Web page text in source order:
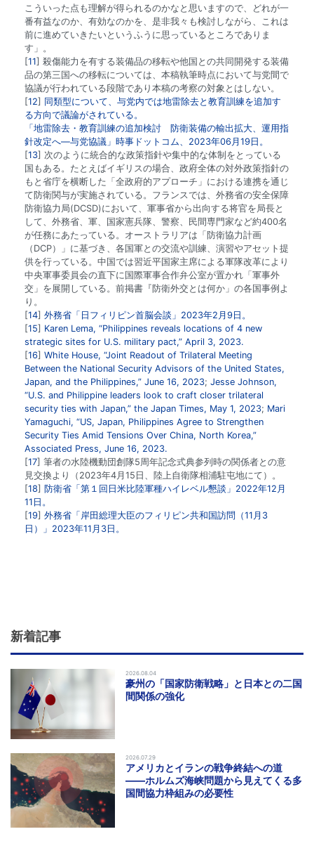
こういった点も理解が得られるのかなと思いますので、どれが一
番有益なのか、有効なのかを、是非我々も検討しながら、これは
前に進めていきたいというふうに思っているところでありま
す」。
11
殺傷能力を有する装備品の移転や他国との共同開発する装備
品の第三国への移転については、本稿執筆時点において与党間で
協議が行われている段階であり本稿の考察の対象とはしない。
12
同類型について、与党内では地雷除去と教育訓練を追加す
る方向で議論がされている。
「地雷除去・教育訓練の追加検討 防衛装備の輸出拡大、運用指
針改定へ―与党協議」時事ドットコム、2023年06月19日。
13
次のように統合的な政策指針や集中的な体制をとっている
国もある。たとえばイギリスの場合、政府全体の対外政策指針の
もと省庁を横断した「全政府的アプローチ」における連携を通じ
て防衛関与が実施されている。フランスでは、外務省の安全保障
防衛協力局(DCSD)において、軍事省から出向する将官を局長と
して、外務省、軍、国家憲兵隊、警察、民間専門家など約400名
が任務にあたっている。オーストラリアは「防衛協力計画
（DCP）」に基づき、各国軍との交流や訓練、演習やアセット提
供を行っている。中国では習近平国家主席による軍隊改革により
中央軍事委員会の直下に国際軍事合作弁公室が置かれ「軍事外
交」を展開している。前掲書『防衛外交とは何か」の各国事例よ
り。
14 外務省「日フィリピン首脳会談」2023年2月9日。
15
Karen Lema, “Philippines reveals locations of 4 new
strategic sites for U.S. military pact,” April 3, 2023.
16
White House, “Joint Readout of Trilateral Meeting
Between the National Security Advisors of the United States,
Japan, and the Philippines,” June 16, 2023; Jesse Johnson,
“U.S. and Philippine leaders look to craft closer trilateral
security ties with Japan,” the Japan Times, May 1, 2023; Mari
Yamaguchi, “US, Japan, Philippines Agree to Strengthen
Security Ties Amid Tensions Over China, North Korea,”
Associated Press, June 16, 2023.
17 筆者の水陸機動団創隊5周年記念式典参列時の関係者との意
見交換より（2023年4月15日、陸上自衛隊相浦駐屯地にて）。
18
防衛省「第１回日米比陸軍種ハイレベル懇談」2022年12月
11日。
19 外務省「岸田総理大臣のフィリピン共和国訪問（11月3
日）」2023年11月3日。
新着記事
2026.08.04
豪州の「国家防衛戦略」と日本との二国
間関係の強化
2026.07.29
アメリカとイランの戦争終結への道
――ホルムズ海峡問題から見えてくる多
国間協力枠組みの必要性